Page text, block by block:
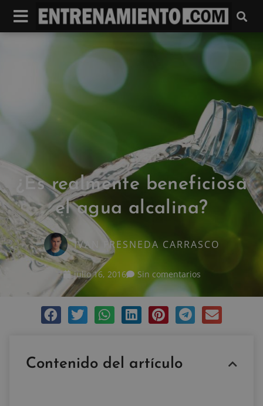
¿Es realmente beneficiosa
el agua alcalina?
IVAN FRESNEDA CARRASCO
julio 16, 2016 Sin comentarios
Contenido del artículo